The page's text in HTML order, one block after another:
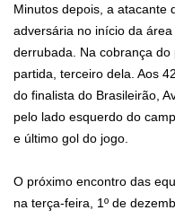
Minutos depois, a atacante
adversária no início da
derrubada. Na cobrança
partida, terceiro dela. Aos
do finalista do Brasileirão,
pelo lado esquerdo do
e último gol do jogo.
O próximo encontro das
na terça-feira, 1º de